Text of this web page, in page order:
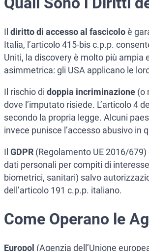
Il diritto di accesso al fascicoloè
Italia, l’articolo 415-bis c.p.p.
Uniti, la discovery è molto più
asimmetrica: gli USA applicano le
Il rischio di doppia incriminazione (o
dove l’imputato risiede. L’articolo 4
secondo la propria legge. Alcuni
invece punisce l’accesso abusivo in
Il GDPR (Regolamento UE 2016/
dati personali per compiti di
biometrici, sanitari) salvo
dell’articolo 191 c.p.p. italiano.
Come Operano le
Europol (Agenzia dell’Unione